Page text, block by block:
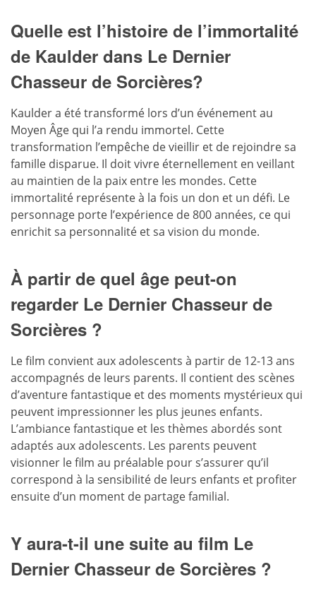
Quelle est l’histoire de l’immortalité
de Kaulder dans Le Dernier
Chasseur de Sorcières?
Kaulder a été transformé lors d’un événement au
Moyen Âge qui l’a rendu immortel. Cette
transformation l’empêche de vieillir et de rejoindre sa
famille disparue. Il doit vivre éternellement en veillant
au maintien de la paix entre les mondes. Cette
immortalité représente à la fois un don et un défi. Le
personnage porte l’expérience de 800 années, ce qui
enrichit sa personnalité et sa vision du monde.
À partir de quel âge peut-on
regarder Le Dernier Chasseur de
Sorcières ?
Le film convient aux adolescents à partir de 12-13 ans
accompagnés de leurs parents. Il contient des scènes
d’aventure fantastique et des moments mystérieux qui
peuvent impressionner les plus jeunes enfants.
L’ambiance fantastique et les thèmes abordés sont
adaptés aux adolescents. Les parents peuvent
visionner le film au préalable pour s’assurer qu’il
correspond à la sensibilité de leurs enfants et profiter
ensuite d’un moment de partage familial.
Y aura-t-il une suite au film Le
Dernier Chasseur de Sorcières ?